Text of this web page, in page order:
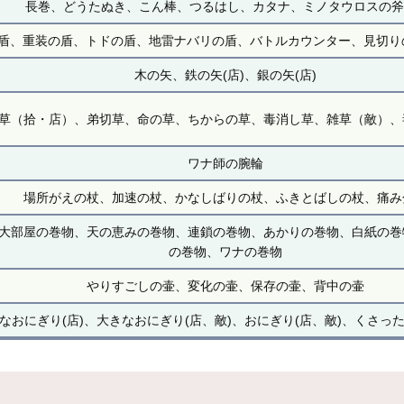
長巻、どうたぬき、こん棒、つるはし、カタナ、ミノタウロスの
、重装の盾、トドの盾、地雷ナバリの盾、バトルカウンター、見切
木の矢、鉄の矢(店)、銀の矢(店)
（拾・店）、弟切草、命の草、ちからの草、毒消し草、雑草（敵）
ワナ師の腕輪
場所がえの杖、加速の杖、かなしばりの杖、ふきとばしの杖、痛
部屋の巻物、天の恵みの巻物、連鎖の巻物、あかりの巻物、白紙の
の巻物、ワナの巻物
やりすごしの壷、変化の壷、保存の壷、背中の壷
おにぎり(店)、大きなおにぎり(店、敵)、おにぎり(店、敵)、くさっ